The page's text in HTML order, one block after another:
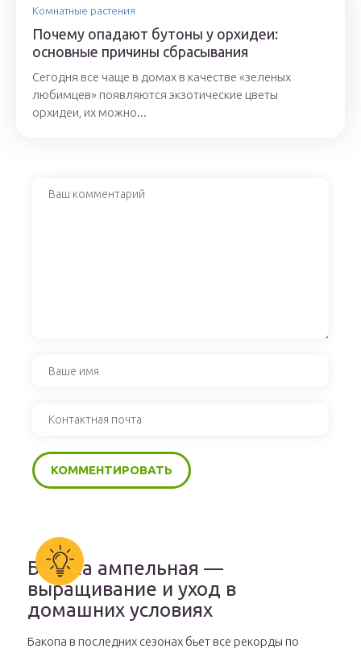
Комнатные растения
Почему опадают бутоны у орхидеи:
основные причины сбрасывания
Сегодня все чаще в домах в качестве «зеленых
любимцев» появляются экзотические цветы
орхидеи, их можно...
Бакопа ампельная —
выращивание и уход в
домашних условиях
Бакопа в последних сезонах бьет все рекорды по